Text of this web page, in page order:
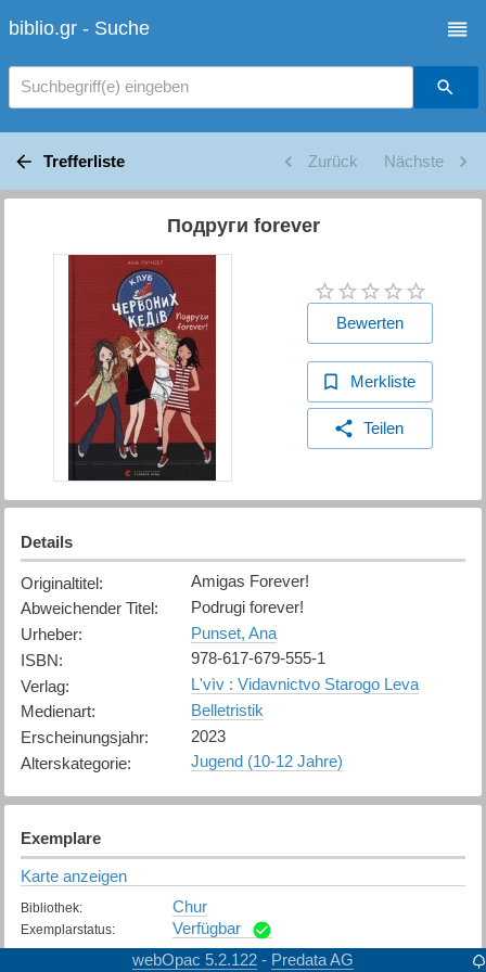
biblio.gr - Suche
Suchbegriff(e) eingeben
Trefferliste Zurück Nächste
Подруги forever
Bewerten
Merkliste
Teilen
Details
Originaltitel:
Amigas Forever!
Abweichender Titel:
Podrugi forever!
Urheber:
Punset, Ana
ISBN:
978-617-679-555-1
Verlag:
Lʹvìv : Vidavnictvo Starogo Leva
Medienart:
Belletristik
Erscheinungsjahr:
2023
Alterskategorie: Jugend (10-12 Jahre)
Exemplare
Karte anzeigen
Bibliothek: Chur
Exemplarstatus:
Verfügbar
webOpac 5.2.122 - Predata AG